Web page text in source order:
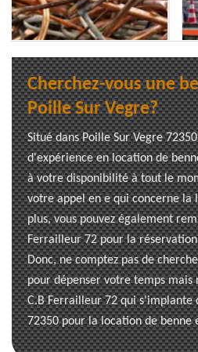
Cherchez-vous une
Poille Sur Vegre?
Situé dans Poille Sur Vegre
d'expérience en location de
à votre disponibilité à tout le
votre appel en e qui concerne la
plus, vous pouvez également
Ferrailleur 72 pour la
Donc, ne comptez pas de
pour dépenser votre temps mais
C.B Ferrailleur 72 qui s'implante
72350 pour la location de benne